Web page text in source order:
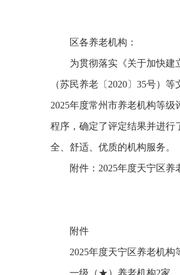
区各养老机构：
为贯彻落实《关于加快建
（苏民养老〔2020〕35号）
2025年度常州市养老机构等
程序，确定了评定结果并进行
全、舒适、优质的机构服务。
附件：2025年度天宁区
附件
2025年度天宁区养老机构
一级（★）养老机构2家